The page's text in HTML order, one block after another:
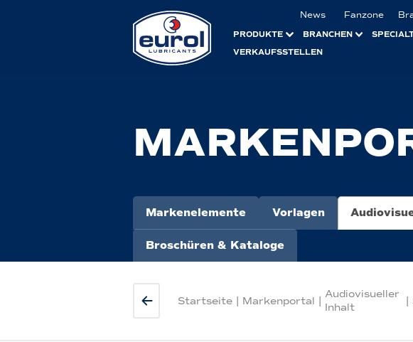
News Fanzone
PRODUKTE BRANCHEN
VERKAUFSSTELLEN
Markenelemente Vorlagen
Broschüren & Kataloge
Startseite Markenportal
Audiovisueller
Inhalt